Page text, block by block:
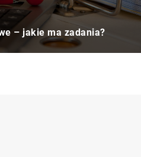
– jakie ma zadania?